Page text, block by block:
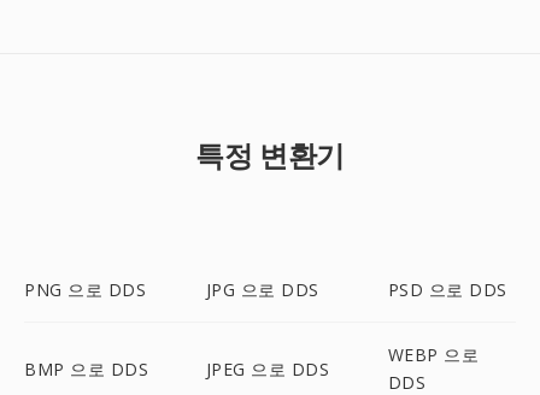
특정 변환기
PNG 으로 DDS JPG 으로 DDS PSD 으로 DDS
BMP 으로 DDS JPEG 으로 DDS
WEBP 으로
DDS